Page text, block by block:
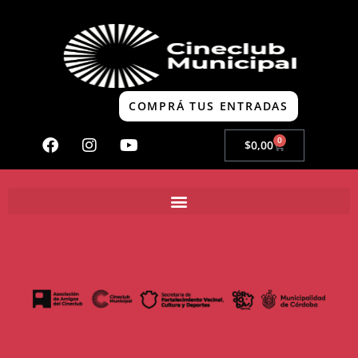
COMPRÁ TUS ENTRADAS
$0,00 0